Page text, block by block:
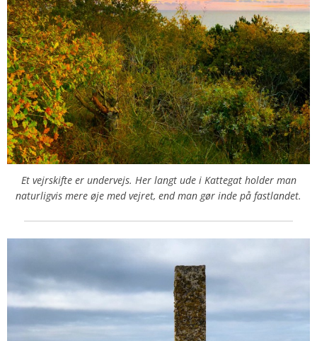
Et vejrskifte er undervejs. Her langt ude i Kattegat holder man
naturligvis mere øje med vejret, end man gør inde på fastlandet.